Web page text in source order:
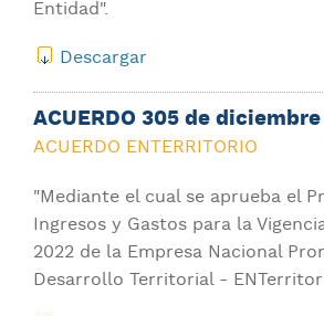
Entidad".
Descargar
ACUERDO 305 de diciembre
ACUERDO ENTERRITORIO
"Mediante el cual se aprueba el
Ingresos y Gastos para la
2022 de la Empresa Nacional
Desarrollo Territorial -